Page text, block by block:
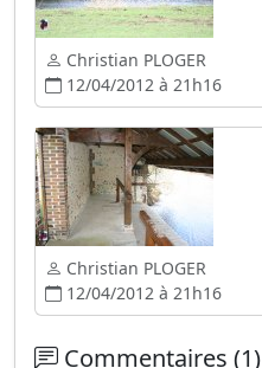
Christian PLOGER
12/04/2012 à 21h16
Christian PLOGER
12/04/2012 à 21h16
Commentaires (1)